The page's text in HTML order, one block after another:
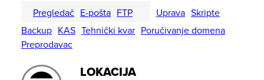
Pregledač E-pošta FTP Uprava Skripte
Backup KAS Tehnički kvar Poručivanje domena
Preprodavac
LOKACIJA